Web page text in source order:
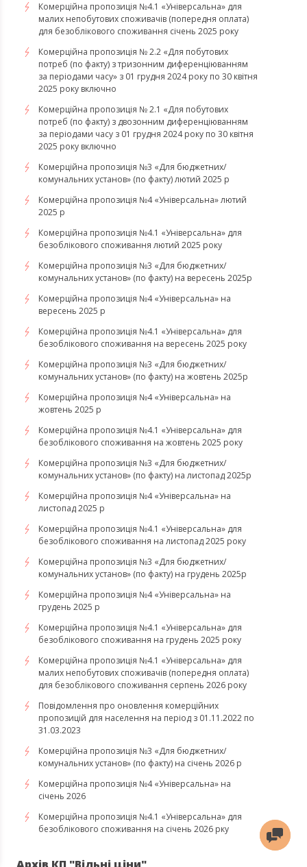
Комерційна пропозиція №4.1 «Універсальна» для
малих непобутових споживачів (попередня оплата)
для безоблікового споживання січень 2025 року
Комерційна пропозиція № 2.2 «Для побутових
потреб (по факту) з тризонним диференціюванням
за періодами часу» з 01 грудня 2024 року по 30 квітня
2025 року включно
Комерційна пропозиція № 2.1 «Для побутових
потреб (по факту) з двозонним диференціюванням
за періодами часу з 01 грудня 2024 року по 30 квітня
2025 року включно
Комерційна пропозиція №3 «Для бюджетних/
комунальних установ» (по факту) лютий 2025 р
Комерційна пропозиція №4 «Універсальна» лютий
2025 р
Комерційна пропозиція №4.1 «Універсальна» для
безоблікового споживання лютий 2025 року
Комерційна пропозиція №3 «Для бюджетних/
комунальних установ» (по факту) на вересень 2025р
Комерційна пропозиція №4 «Універсальна» на
вересень 2025 р
Комерційна пропозиція №4.1 «Універсальна» для
безоблікового споживання на вересень 2025 року
Комерційна пропозиція №3 «Для бюджетних/
комунальних установ» (по факту) на жовтень 2025р
Комерційна пропозиція №4 «Універсальна» на
жовтень 2025 р
Комерційна пропозиція №4.1 «Універсальна» для
безоблікового споживання на жовтень 2025 року
Комерційна пропозиція №3 «Для бюджетних/
комунальних установ» (по факту) на листопад 2025р
Комерційна пропозиція №4 «Універсальна» на
листопад 2025 р
Комерційна пропозиція №4.1 «Універсальна» для
безоблікового споживання на листопад 2025 року
Комерційна пропозиція №3 «Для бюджетних/
комунальних установ» (по факту) на грудень 2025р
Комерційна пропозиція №4 «Універсальна» на
грудень 2025 р
Комерційна пропозиція №4.1 «Універсальна» для
безоблікового споживання на грудень 2025 року
Комерційна пропозиція №4.1 «Універсальна» для
малих непобутових споживачів (попередня оплата)
для безоблікового споживання серпень 2026 року
Повідомлення про оновлення комерційних
пропозицій для населення на період з 01.11.2022 по
31.03.2023
Комерційна пропозиція №3 «Для бюджетних/
комунальних установ» (по факту) на січень 2026 р
Комерційна пропозиція №4 «Універсальна» на
січень 2026
Комерційна пропозиція №4.1 «Універсальна» для
безоблікового споживання на січень 2026 рку